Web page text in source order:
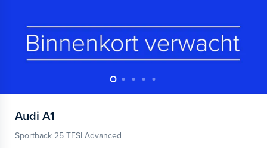
Audi A1
Sportback 25 TFSI Advanced